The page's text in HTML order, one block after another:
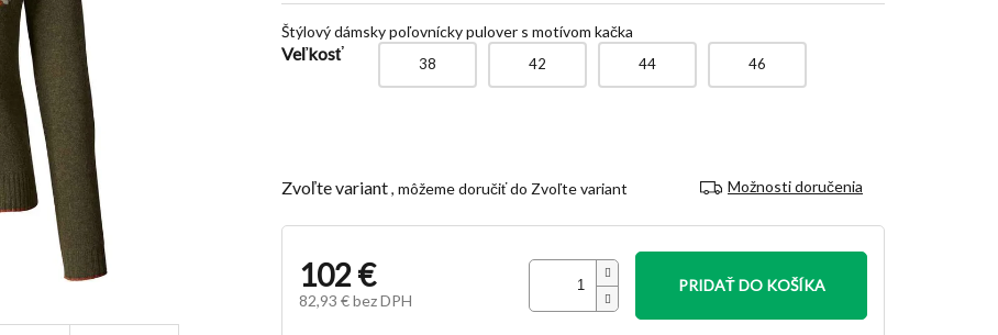
Veľkosť
38 42 44 46
Zvoľte variant Zvoľte variant Možnosti doručenia
102 €
82,93 € bez DPH
PRIDAŤ DO KOŠÍKA
Štýlový dámsky poľovnícky pulover s motívom kačka
5
hviezdičiek.